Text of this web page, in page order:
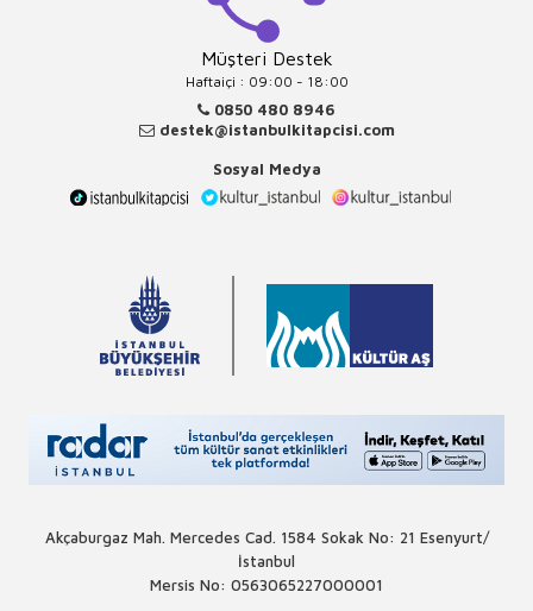
Müşteri Destek
Haftaiçi : 09:00 - 18:00
0850 480 8946
destek@istanbulkitapcisi.com
Sosyal Medya
Akçaburgaz Mah. Mercedes Cad. 1584 Sokak No: 21 Esenyurt/
İstanbul
Mersis No: 0563065227000001